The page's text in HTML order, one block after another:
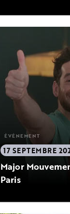
ÉVÈNEMENT
17 SEPTEMBRE
Major
Paris